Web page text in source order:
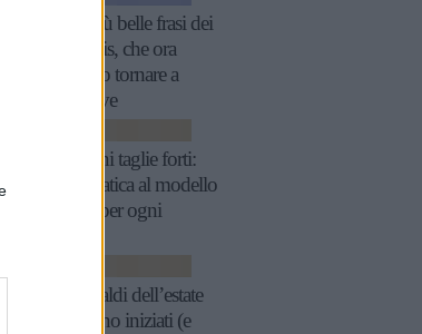
Le 10 più belle frasi dei
The Oasis, che ora
possiamo tornare a
sentire live
Reggiseni taglie forti:
guida pratica al modello
perfetto per ogni
Nike: i saldi dell’estate
2025 sono iniziati (e